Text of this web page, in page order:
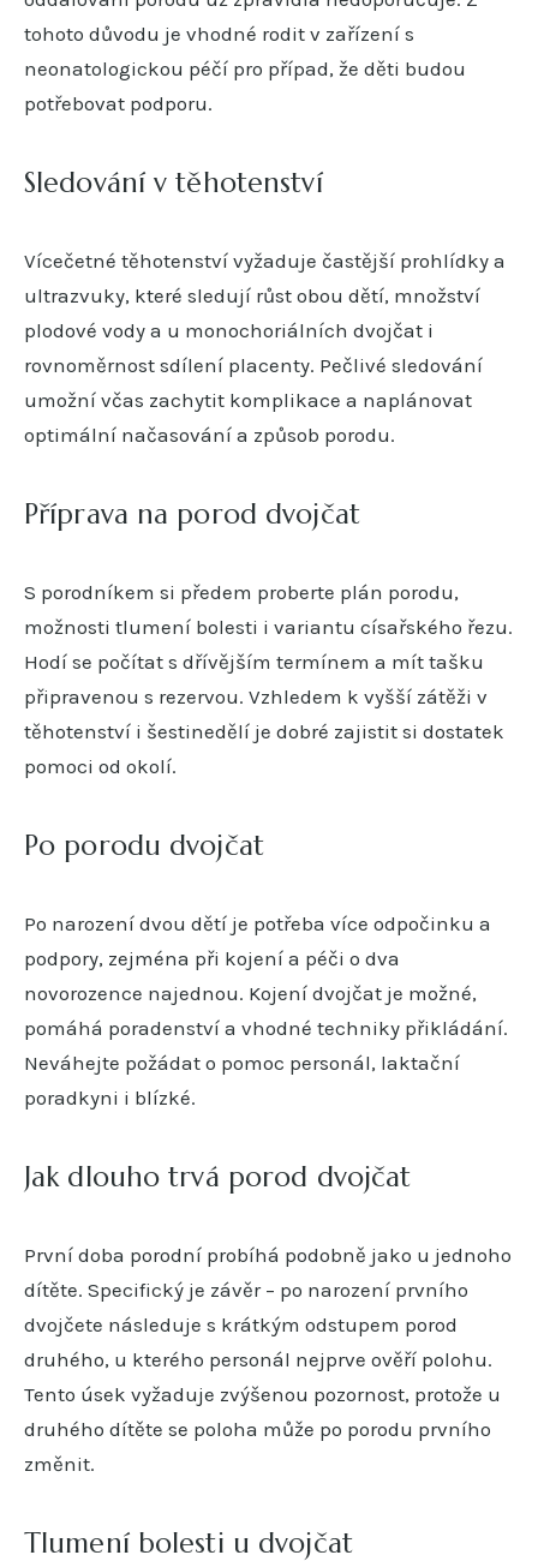
tohoto důvodu je vhodné rodit v zařízení s
neonatologickou péčí pro případ, že děti budou
potřebovat podporu.
Sledování v těhotenství
Vícečetné těhotenství vyžaduje častější prohlídky a
ultrazvuky, které sledují růst obou dětí, množství
plodové vody a u monochoriálních dvojčat i
rovnoměrnost sdílení placenty. Pečlivé sledování
umožní včas zachytit komplikace a naplánovat
optimální načasování a způsob porodu.
Příprava na porod dvojčat
S porodníkem si předem proberte plán porodu,
možnosti tlumení bolesti i variantu císařského řezu.
Hodí se počítat s dřívějším termínem a mít tašku
připravenou s rezervou. Vzhledem k vyšší zátěži v
těhotenství i šestinedělí je dobré zajistit si dostatek
pomoci od okolí.
Po porodu dvojčat
Po narození dvou dětí je potřeba více odpočinku a
podpory, zejména při kojení a péči o dva
novorozence najednou. Kojení dvojčat je možné,
pomáhá poradenství a vhodné techniky přikládání.
Neváhejte požádat o pomoc personál, laktační
poradkyni i blízké.
Jak dlouho trvá porod dvojčat
První doba porodní probíhá podobně jako u jednoho
dítěte. Specifický je závěr – po narození prvního
dvojčete následuje s krátkým odstupem porod
druhého, u kterého personál nejprve ověří polohu.
Tento úsek vyžaduje zvýšenou pozornost, protože u
druhého dítěte se poloha může po porodu prvního
změnit.
Tlumení bolesti u dvojčat